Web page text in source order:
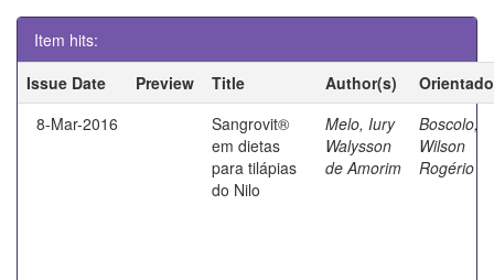
Item hits:
Issue Date
Preview Title Author(s)
8-Mar-2016
Sangrovit®
em dietas
para tilápias
do Nilo
Melo, Iury
Walysson
de Amorim
Boscolo,
Wilson
Rogério